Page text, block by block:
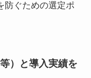
防ぐための選定ポ
）と導入実績を